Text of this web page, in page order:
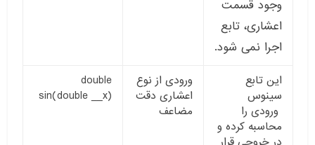
وجود قسمت
اعشاری، تابع
اجرا نمی شود.
این تابع
سینوس
ورودی را
محاسبه کرده و
ورودی از نوع
اعشاری دقت
مضاعف
double
sin(double __x)